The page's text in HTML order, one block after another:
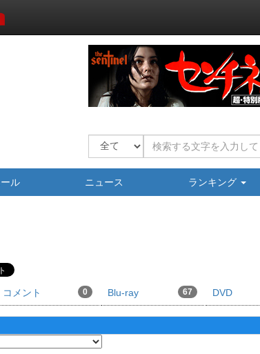
ル ニュース ランキング
コメント 0 Blu-ray 67 DVD